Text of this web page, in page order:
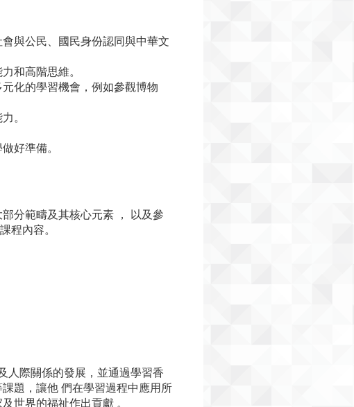
與公民、國民身份認同與中華文
和高階思維。
化的學習機會，例如參觀博物
。
好準備。
分範疇及其核心元素 ， 以及參
程內容。
人際關係的發展，並通過學習香
題，讓他 們在學習過程中應用所
世界的福祉作出貢獻 。